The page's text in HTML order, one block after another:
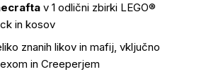
v 1 odlični zbirki LEGO®
in kosov
znanih likov in mafij, vključno
in Creeperjem